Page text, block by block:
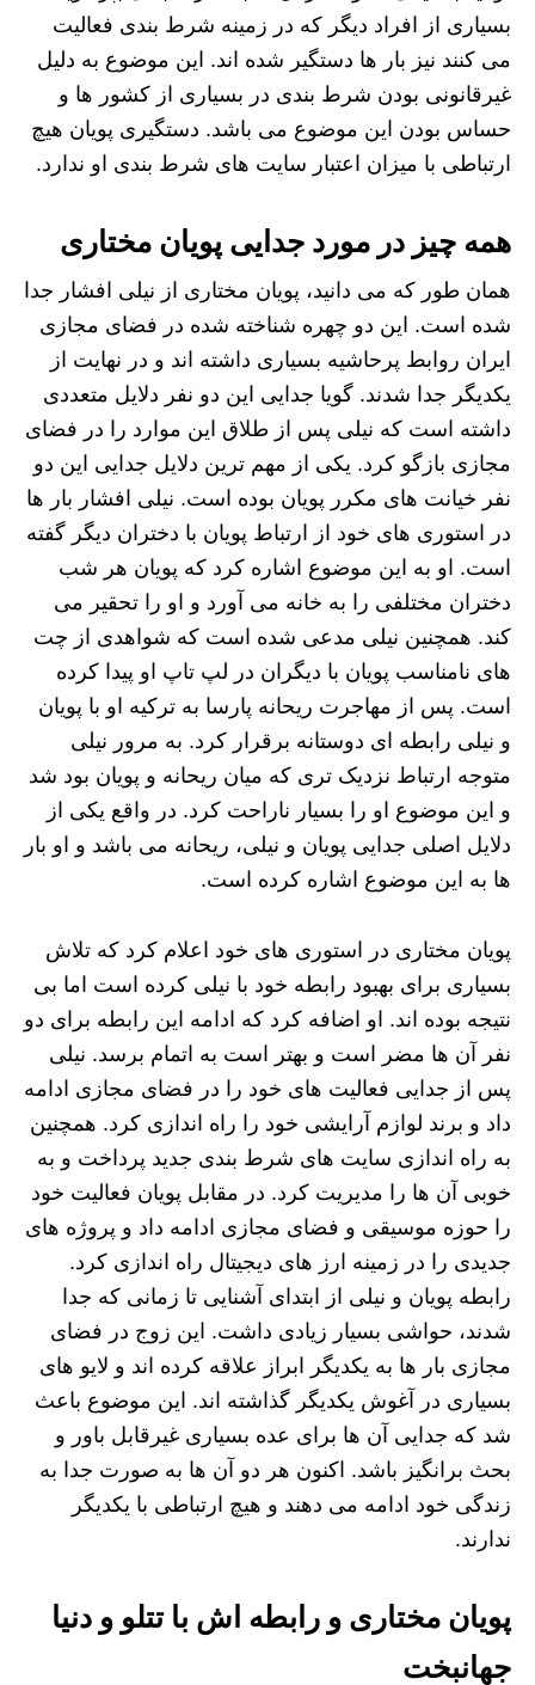
بسیاری از افراد دیگر که در زمینه شرط بندی فعالیت
می کنند نیز بار ها دستگیر شده اند. این موضوع به دلیل
غیرقانونی بودن شرط بندی در بسیاری از کشور ها و
حساس بودن این موضوع می باشد. دستگیری پویان هیچ
ارتباطی با میزان اعتبار سایت های شرط بندی او ندارد.
همه چیز در مورد جدایی پویان مختاری
همان طور که می دانید، پویان مختاری از نیلی افشار جدا
شده است. این دو چهره شناخته شده در فضای مجازی
ایران روابط پرحاشیه بسیاری داشته اند و در نهایت از
یکدیگر جدا شدند. گویا جدایی این دو نفر دلایل متعددی
داشته است که نیلی پس از طلاق این موارد را در فضای
مجازی بازگو کرد. یکی از مهم ترین دلایل جدایی این دو
نفر خیانت های مکرر پویان بوده است. نیلی افشار بار ها
در استوری های خود از ارتباط پویان با دختران دیگر گفته
است. او به این موضوع اشاره کرد که پویان هر شب
دختران مختلفی را به خانه می آورد و او را تحقیر می
کند. همچنین نیلی مدعی شده است که شواهدی از چت
های نامناسب پویان با دیگران در لپ تاپ او پیدا کرده
است. پس از مهاجرت ریحانه پارسا به ترکیه او با پویان
و نیلی رابطه ای دوستانه برقرار کرد. به مرور نیلی
متوجه ارتباط نزدیک تری که میان ریحانه و پویان بود شد
و این موضوع او را بسیار ناراحت کرد. در واقع یکی از
دلایل اصلی جدایی پویان و نیلی، ریحانه می باشد و او بار
ها به این موضوع اشاره کرده است.
پویان مختاری در استوری های خود اعلام کرد که تلاش
بسیاری برای بهبود رابطه خود با نیلی کرده است اما بی
نتیجه بوده اند. او اضافه کرد که ادامه این رابطه برای دو
نفر آن ها مضر است و بهتر است به اتمام برسد. نیلی
پس از جدایی فعالیت های خود را در فضای مجازی ادامه
داد و برند لوازم آرایشی خود را راه اندازی کرد. همچنین
به راه اندازی سایت های شرط بندی جدید پرداخت و به
خوبی آن ها را مدیریت کرد. در مقابل پویان فعالیت خود
را حوزه موسیقی و فضای مجازی ادامه داد و پروژه های
جدیدی را در زمینه ارز های دیجیتال راه اندازی کرد.
رابطه پویان و نیلی از ابتدای آشنایی تا زمانی که جدا
شدند، حواشی بسیار زیادی داشت. این زوج در فضای
مجازی بار ها به یکدیگر ابراز علاقه کرده اند و لایو های
بسیاری در آغوش یکدیگر گذاشته اند. این موضوع باعث
شد که جدایی آن ها برای عده بسیاری غیرقابل باور و
بحث برانگیز باشد. اکنون هر دو آن ها به صورت جدا به
زندگی خود ادامه می دهند و هیچ ارتباطی با یکدیگر
ندارند.
پویان مختاری و رابطه‌ اش با تتلو و دنیا
جهانبخت